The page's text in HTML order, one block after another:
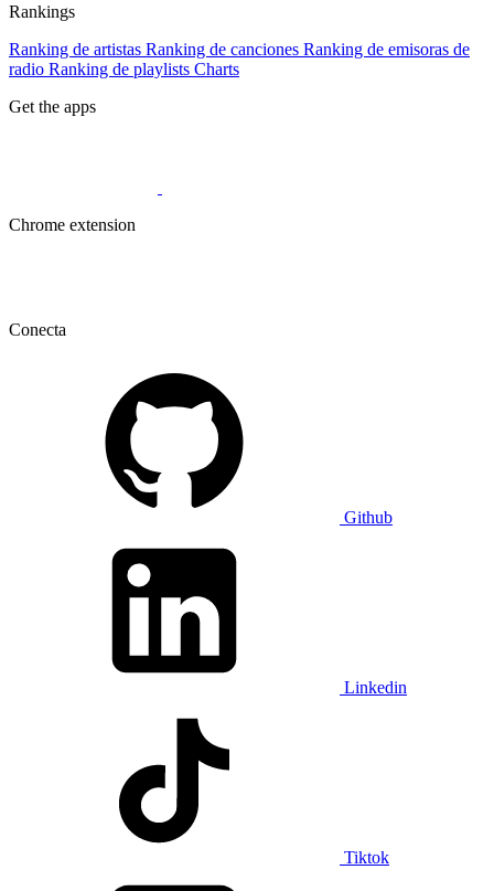
Rankings
Ranking de artistas Ranking de canciones Ranking de emisoras de
radio Ranking de playlists Charts
Get the apps
Chrome extension
Conecta
Github
Linkedin
Tiktok